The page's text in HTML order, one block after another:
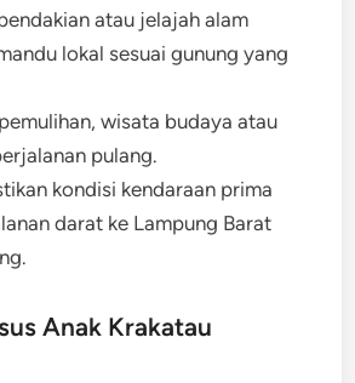
atau jelajah alam
lokal sesuai gunung yang
wisata budaya atau
pulang.
kondisi kendaraan prima
darat ke Lampung Barat
Anak Krakatau